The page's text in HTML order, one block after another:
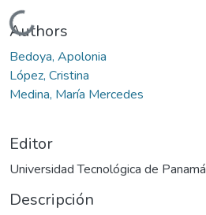
Cargando...
Authors
Bedoya, Apolonia
López, Cristina
Medina, María Mercedes
Editor
Universidad Tecnológica de Panamá
Descripción